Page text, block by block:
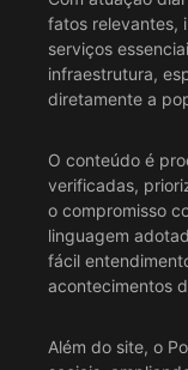
fatos relevantes,
serviços
infraestrutura,
diretamente a
O conteúdo é
verificadas,
o compromisso
linguagem
fácil
acontecimentos
Além do site, o